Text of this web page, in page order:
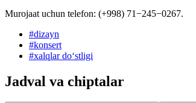
Murojaat uchun telefon: (+998) 71−245−0267.
#dizayn
#konsert
#xalqlar doʻstligi
Jadval va chiptalar